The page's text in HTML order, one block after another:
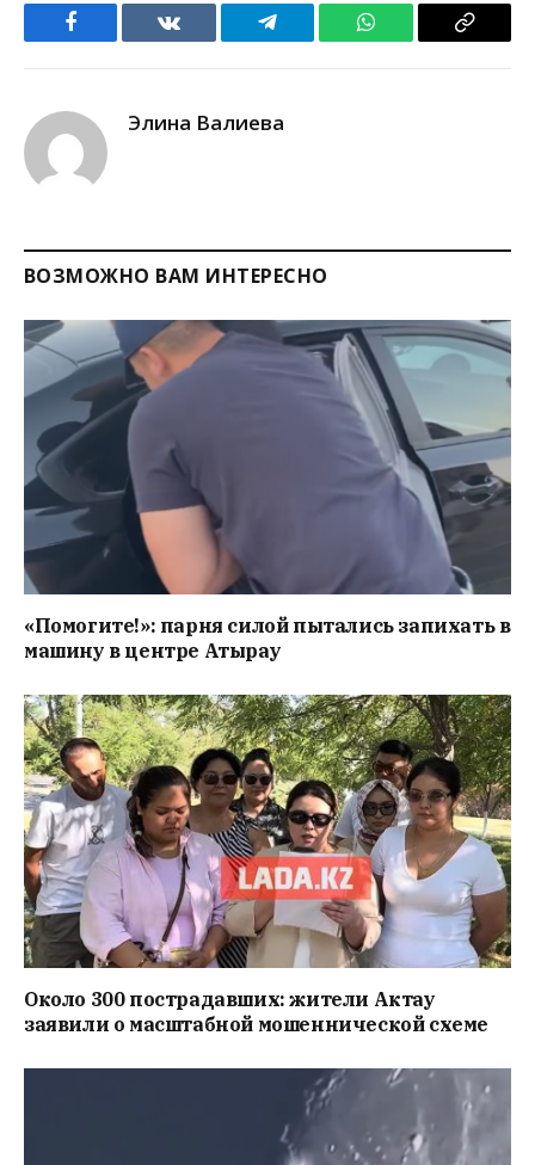
Facebook VKontakteTelegram WhatsApp Copy
Элина Валиева
ВОЗМОЖНО ВАМ ИНТЕРЕСНО
«Помогите!»: парня силой пытались запихать в
машину в центре Атырау
Около 300 пострадавших: жители Актау
заявили о масштабной мошеннической схеме